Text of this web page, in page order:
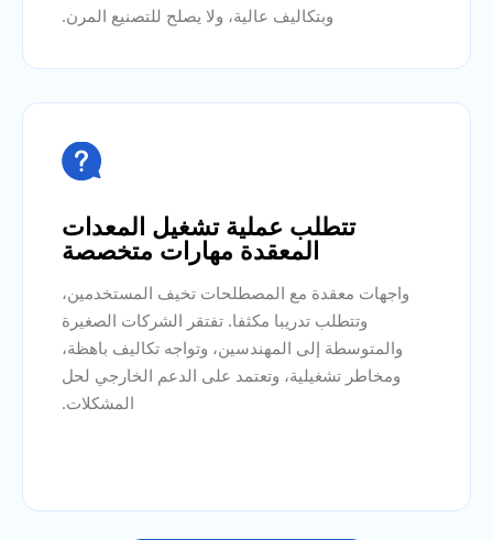
وبتكاليف عالية، ولا يصلح للتصنيع المرن.

تتطلب عملية تشغيل المعدات
المعقدة مهارات متخصصة
واجهات معقدة مع المصطلحات تخيف المستخدمين،
وتتطلب تدريبا مكثفا. تفتقر الشركات الصغيرة
والمتوسطة إلى المهندسين، وتواجه تكاليف باهظة،
ومخاطر تشغيلية، وتعتمد على الدعم الخارجي لحل
المشكلات.